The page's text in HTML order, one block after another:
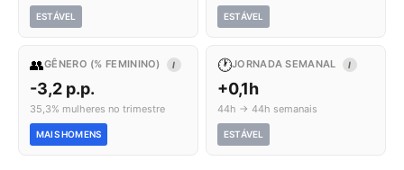
ESTÁVEL ESTÁVEL
👥GÊNERO (% FEMININO) I
-3,2 p.p.
35,3% mulheres no trimestre
MAIS HOMENS
🕐JORNADA SEMANAL I
+0,1h
44h → 44h semanais
ESTÁVEL